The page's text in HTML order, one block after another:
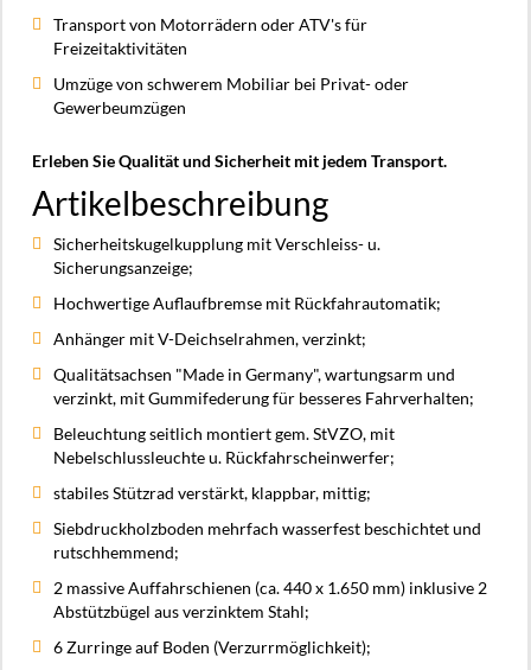
Transport von Motorrädern oder ATV's für
Freizeitaktivitäten
Umzüge von schwerem Mobiliar bei Privat- oder
Gewerbeumzügen
Erleben Sie Qualität und Sicherheit mit jedem Transport.
Artikelbeschreibung
Sicherheitskugelkupplung mit Verschleiss- u.
Sicherungsanzeige;
Hochwertige Auflaufbremse mit Rückfahrautomatik;
Anhänger mit V-Deichselrahmen, verzinkt;
Qualitätsachsen "Made in Germany", wartungsarm und
verzinkt, mit Gummifederung für besseres Fahrverhalten;
Beleuchtung seitlich montiert gem. StVZO, mit
Nebelschlussleuchte u. Rückfahrscheinwerfer;
stabiles Stützrad verstärkt, klappbar, mittig;
Siebdruckholzboden mehrfach wasserfest beschichtet und
rutschhemmend;
2 massive Auffahrschienen (ca. 440 x 1.650 mm) inklusive 2
Abstützbügel aus verzinktem Stahl;
6 Zurringe auf Boden (Verzurrmöglichkeit);